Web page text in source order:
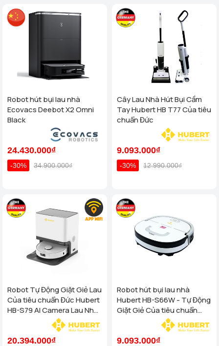
Robot hút bụi lau nhà
Ecovacs Deebot X2 Omni
Black
24.430.000₫
-30% 34.900.000₫
Cây Lau Nhà Hút Bụi Cầm
Tay Hubert HB T77 Của tiêu
chuẩn Đức
9.093.000₫
-30% 12.990.000₫
Robot Tự Động Giặt Giẻ Lau
Của tiêu chuẩn Đức Hubert
HB-S79 AI Camera Lau Nhà
Hút Bụi, diệt khuẩn
20.394.000₫
Robot hút bụi lau nhà
Hubert HB-S66W - Tự Động
Giặt Giẻ Của tiêu chuẩn
9.093.000₫